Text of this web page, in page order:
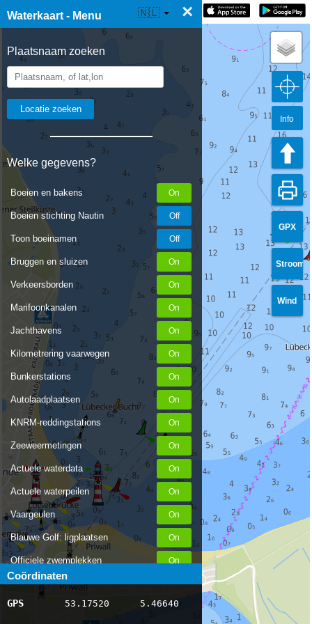
Waterkaart - Menu ×
Plaatsnaam zoeken
Welke gegevens?
Boeien en bakens
Boeien stichting Nautin
Toon boeinamen
Bruggen en sluizen
Verkeersborden
Marifoonkanalen
Jachthavens
Kilometrering vaarwegen
Bunkerstations
Autolaadplaatsen
KNRM-reddingstations
Zeeweermetingen
Actuele waterdata
Actuele waterpeilen
Vaargeulen
Blauwe Golf: ligplaatsen
Officiele zwemplekken
Stremmingen/hinder
AIS scheepsposities
Coördinaten
GPS 53.17520 5.46640
☰ Waterkaart Live 🇳🇱
GPX
Stroom
Wind
Info